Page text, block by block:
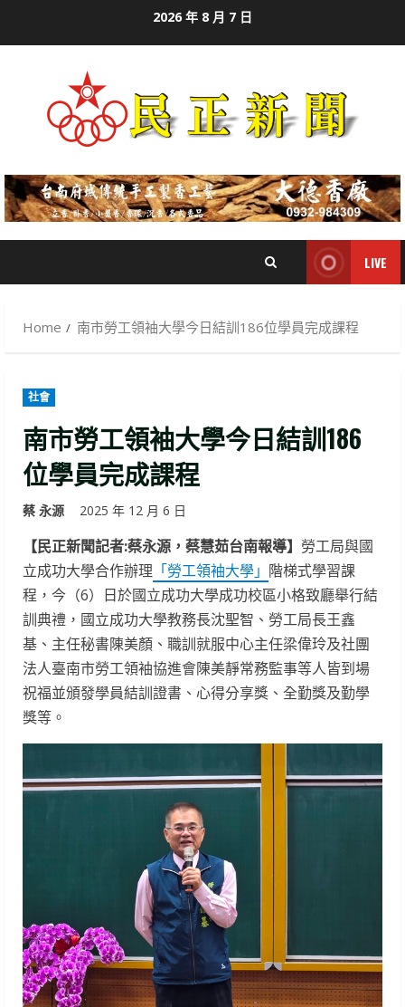
2026 年 8 月 7 日
LIVE
Home 南市勞工領袖大學今日結訓186位學員完成課程
社會
南市勞工領袖大學今日結訓186
位學員完成課程
蔡 永源 2025 年 12 月 6 日
【民正新聞記者:蔡永源，蔡慧茹台南報導】 勞工局與國
立成功大學合作辦理 「勞工領袖大學」 階梯式學習課
程，今（6）日於國立成功大學成功校區小格致廳舉行結
訓典禮，國立成功大學教務長沈聖智、勞工局長王鑫
基、主任秘書陳美顏、職訓就服中心主任梁偉玲及社團
法人臺南市勞工領袖協進會陳美靜常務監事等人皆到場
祝福並頒發學員結訓證書、心得分享獎、全勤獎及勤學
獎等。